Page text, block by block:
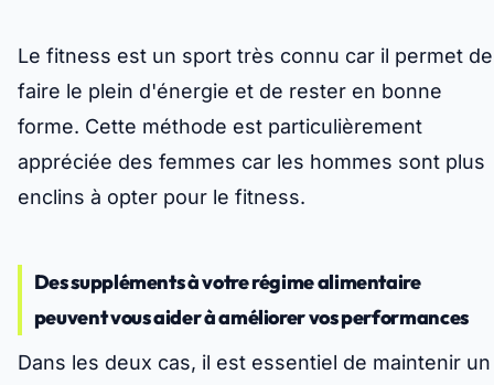
Le fitness est un sport très connu car il permet de
faire le plein d'énergie et de rester en bonne
forme. Cette méthode est particulièrement
appréciée des femmes car les hommes sont plus
enclins à opter pour le fitness.
Des suppléments à votre régime alimentaire
peuvent vous aider à améliorer vos performances
Dans les deux cas, il est essentiel de maintenir un